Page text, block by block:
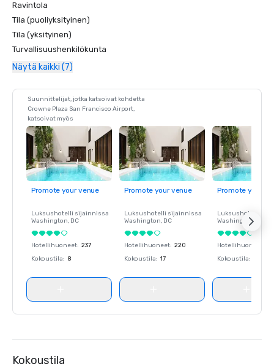
Ravintola
Tila (puoliyksityinen)
Tila (yksityinen)
Turvallisuushenkilökunta
Näytä kaikki (7)
Suunnittelijat, jotka katsoivat kohdetta
Crowne Plaza San Francisco Airport,
katsoivat myös
Promote your venue
Luksushotelli sijainnissa
Washington, DC
Hotellihuoneet: 237
Kokoustila: 8
Promote your venue
Luksushotelli sijainnissa
Washington, DC
Hotellihuoneet: 220
Kokoustila: 17
Promote your
Luksushotelli
Washington
Hotellihuoneet
Kokoustila:
Kokoustila